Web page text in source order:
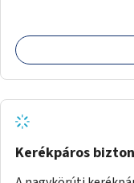
Kerékpáros